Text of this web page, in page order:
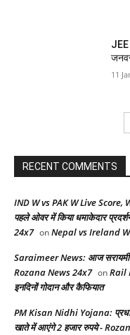
JEE
11
RECENT COMMENTS
IND W vs PAK W Live
पहले ओवर में किया धमाकेदार
24x7 onNepal vs Ireland
Saraimeer News: आज सरायमीर
Rozana News 24x7 onRail
इनदिनों गोदान और कैफियात
PM Kisan Nidhi Yojana:
खाते में आएंगे 2 हजार रुपये -